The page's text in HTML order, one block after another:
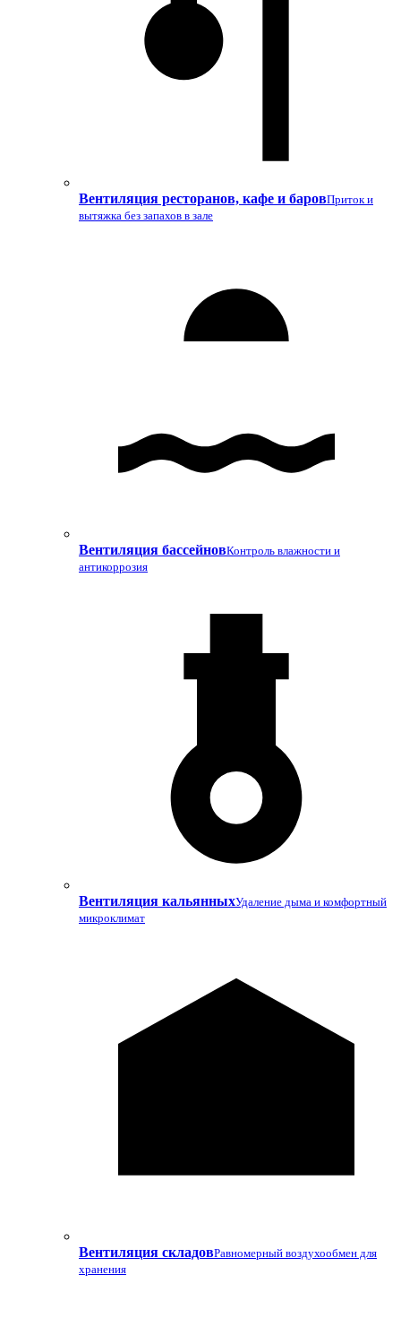
Вентиляция ресторанов, кафе и баровПриток и
вытяжка без запахов в зале
Вентиляция бассейновКонтроль влажности и
антикоррозия
Вентиляция кальянныхУдаление дыма и комфортный
микроклимат
Вентиляция складовРавномерный воздухообмен для
хранения